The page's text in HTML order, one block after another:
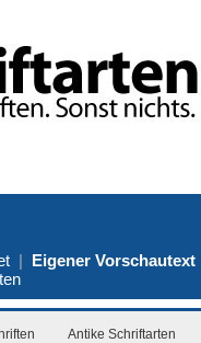
| Eigener Vorschautext
Antike Schriftarten